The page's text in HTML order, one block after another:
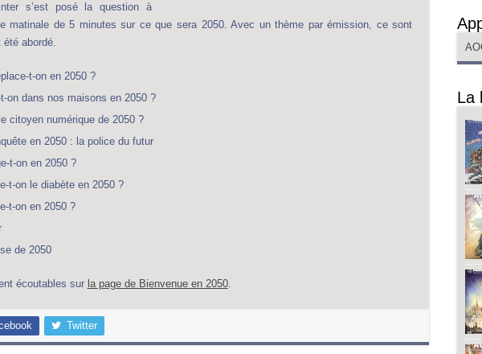
s’est posé la question à
matinale de 5 minutes sur ce que sera 2050. Avec un thème par émission, ce sont
abordé.
t-on en 2050 ?
on dans nos maisons en 2050 ?
citoyen numérique de 2050 ?
en 2050 : la police du futur
t-on en 2050 ?
t-on le diabète en 2050 ?
t-on en 2050 ?
de 2050
écoutables sur la page de Bienvenue en 2050.
Twitter
La